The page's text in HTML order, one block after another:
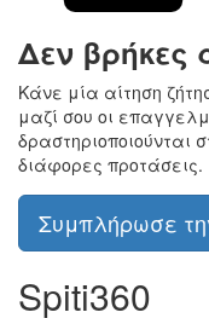
Δεν βρήκες
Κάνε μία αίτηση
μαζί σου οι
δραστηριοποιούνται
διάφορες προτάσεις.
Συμπλήρωσε
Spiti360